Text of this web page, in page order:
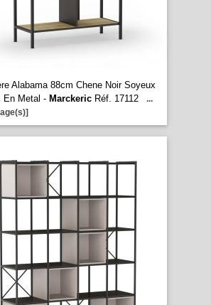
Alabama 88cm Chene Noir Soyeux
En Metal - MarckericRéf. 17112
...